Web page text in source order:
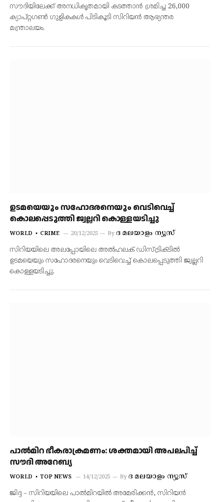
സൗദിയിലേക്ക് അനധികൃതമായി കടത്താൻ ശ്രമിച്ച 26,000
ക്യാപ്റ്റഗൺ ഗുളികകൾ പിടികൂടി സിറിയൻ ആഭ്യന്തര
മന്ത്രാലയം.
ഉടമയെയും സഹോദരനെയും വെടിവെച്ച്
കൊലപ്പെടുത്തി ജ്വല്ലറി കൊള്ളയടിച്ചു
WORLD CRIME 20/12/2025 By ദ മലയാളം ന്യൂസ്
സിറിയയിലെ അലപ്പോയിലെ അല്‍ഹലക് ഡിസ്ട്രിക്ടില്‍
ഉടമയെയും സഹോദരനെയും വെടിവെച്ച് കൊലപ്പെടുത്തി ജ്വല്ലറി
കൊള്ളയടിച്ചു.
പാല്‍മിറ ഭീകരാക്രമണം: ശക്തമായി അപലപിച്ച്
സൗദി അറേബ്യ
WORLD TOP NEWS 14/12/2025 By ദ മലയാളം ന്യൂസ്
ജിദ്ദ – സിറിയയിലെ പാൽമിറയിൽ അമേരിക്കൻ, സിറിയൻ